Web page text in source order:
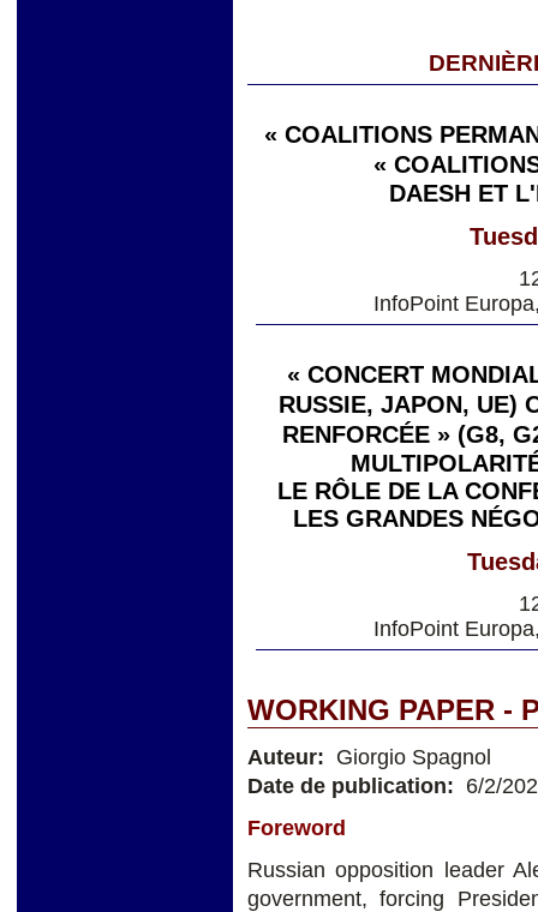
« COALITIONS
«
DAESH ET
InfoPoint
« CONCERT
RUSSIE, JAPON, UE)
RENFORCÉE » (G8,
LE RÔLE DE LA
LES GRANDES
InfoPoint
WORKING PAPER -
Auteur: Giorgio Spagnol
Date de publication: 6/2/
Foreword
Russian opposition leader
government, forcing